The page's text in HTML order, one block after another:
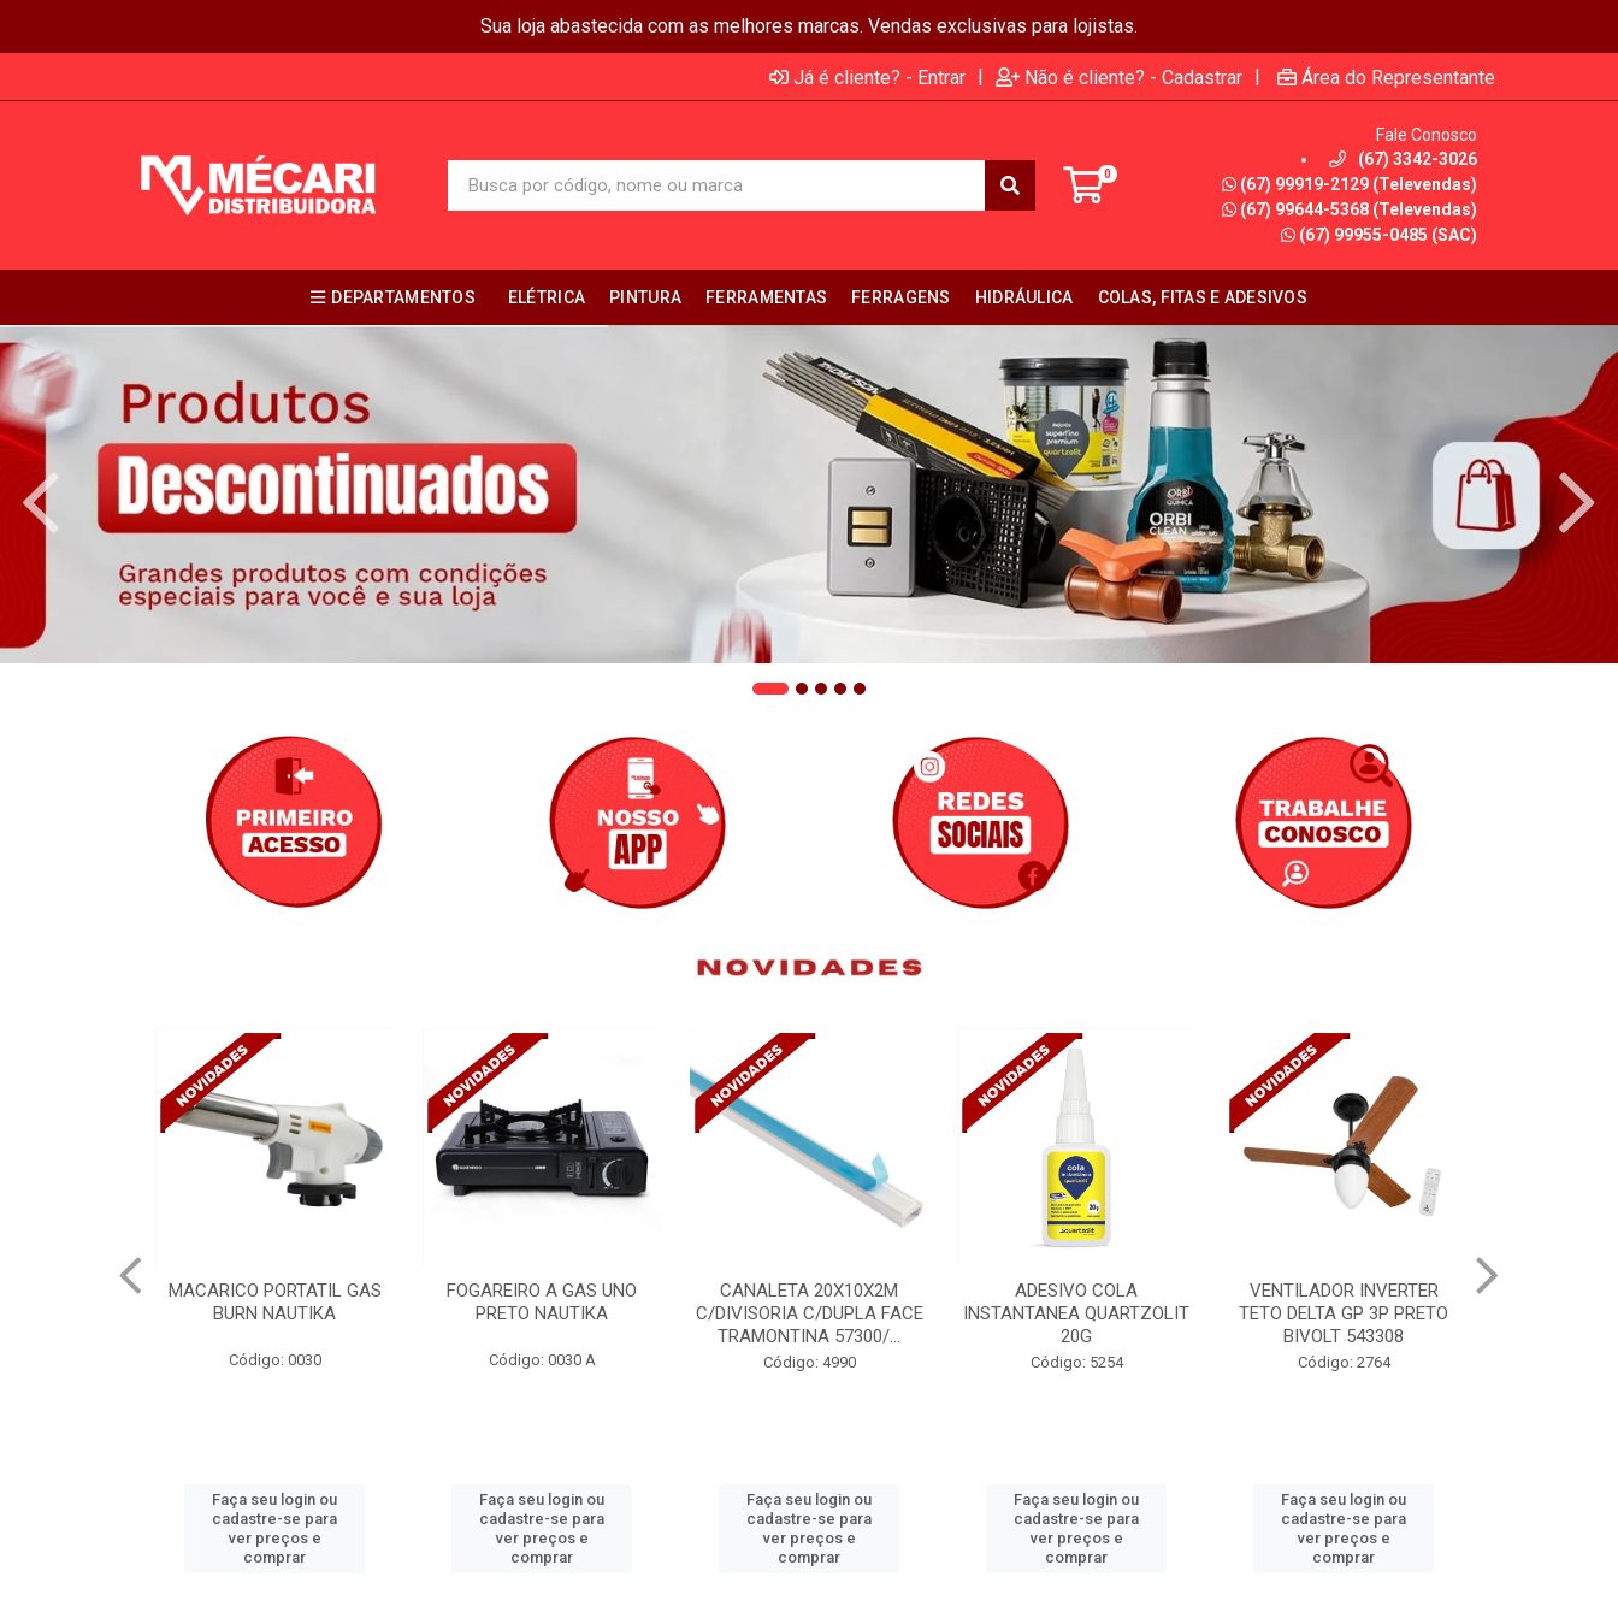
Sua loja abastecida com as melhores marcas. Vendas exclusivas para lojistas.
Já é cliente? - Entrar | Não é cliente? - Cadastrar | Área do Representante
0
Fale Conosco
(67) 3342-3026
(67) 99919-2129 (Televendas)
(67) 99644-5368 (Televendas)
(67) 99955-0485 (SAC)
DEPARTAMENTOS ELÉTRICA PINTURA FERRAMENTAS FERRAGENS HIDRÁULICA COLAS, FITAS E ADESIVOS
FOGAREIRO A GAS UNO
PRETO NAUTIKA
Código: 0030 A
Faça seu login ou
cadastre-se para
ver preços e
comprar
CANALETA 20X10X2M
C/DIVISORIA C/DUPLA FACE
Código: 4990
Faça seu login ou
cadastre-se para
ver preços e
comprar
ADESIVO COLA
INSTANTANEA QUARTZOLIT
20G
Código: 5254
Faça seu login ou
cadastre-se para
ver preços e
comprar
VENTILADOR INVERTER
TETO DELTA GP 3P PRETO
BIVOLT 543308
Código: 2764
Faça seu login ou
cadastre-se para
ver preços e
comprar
VENTILADOR INVERTER
TETO DELTA GP 3P PRETO
BIVOLT 543302
Código: 2765
Faça seu login ou
cadastre-se para
ver preços e
comprar